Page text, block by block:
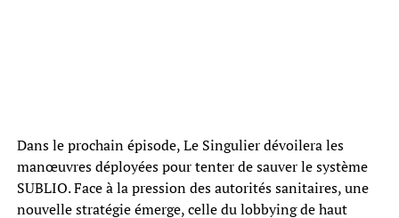
Dans le prochain épisode, Le Singulier dévoilera les
manœuvres déployées pour tenter de sauver le système
SUBLIO. Face à la pression des autorités sanitaires, une
nouvelle stratégie émerge, celle du lobbying de haut